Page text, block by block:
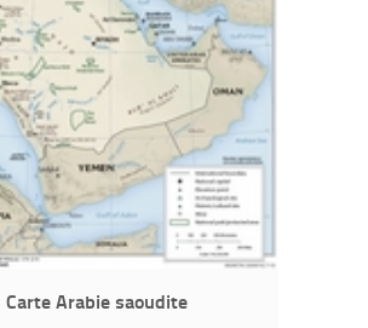
Carte Arabie saoudite